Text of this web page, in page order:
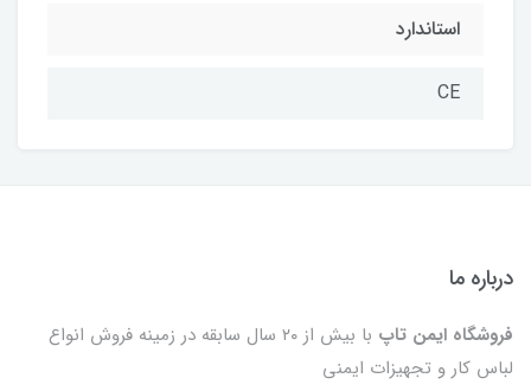
استاندارد
CE
درباره ما
فروشگاه ایمن تاپ
با بیش از ۲۰ سال سابقه در زمینه فروش انواع
لباس کار و تجهیزات ایمنی